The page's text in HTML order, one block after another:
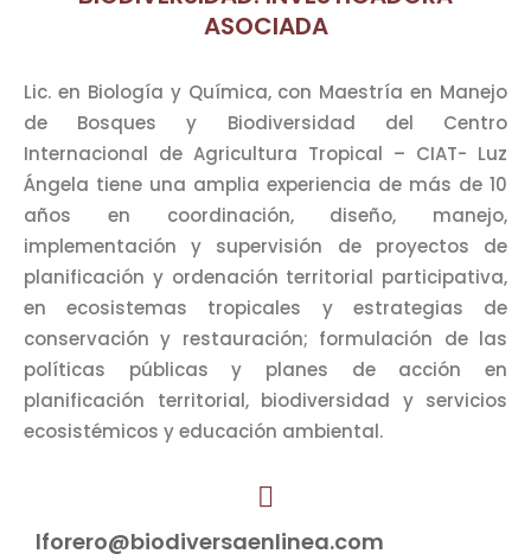
ASOCIADA
Lic. en Biología y Química, con Maestría en Manejo
de Bosques y Biodiversidad del Centro
Internacional de Agricultura Tropical – CIAT- Luz
Ángela tiene una amplia experiencia de más de 10
años en coordinación, diseño, manejo,
implementación y supervisión de proyectos de
planificación y ordenación territorial participativa,
en ecosistemas tropicales y estrategias de
conservación y restauración; formulación de las
políticas públicas y planes de acción en
planificación territorial, biodiversidad y servicios
ecosistémicos y educación ambiental.
lforero@biodiversaenlinea.com